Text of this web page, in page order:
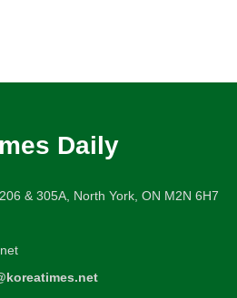
Daily
& 305A, North York, ON M2N 6H7